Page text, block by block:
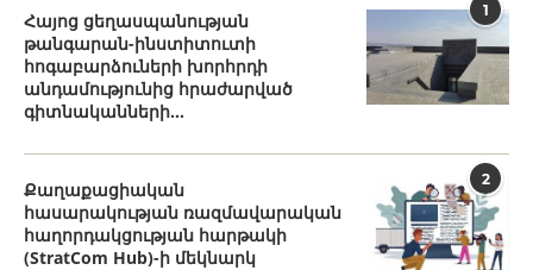
1
Հայոց ցեղասպանության
թանգարան-ինստիտուտի
հոգաբարձուների խորհրդի
անդամությունից հրաժարված
գիտնականների...
2
Քաղաքացիական
հասարակության ռազմավարական
հաղորդակցության հարթակի
(StratCom Hub)-ի մեկնարկ